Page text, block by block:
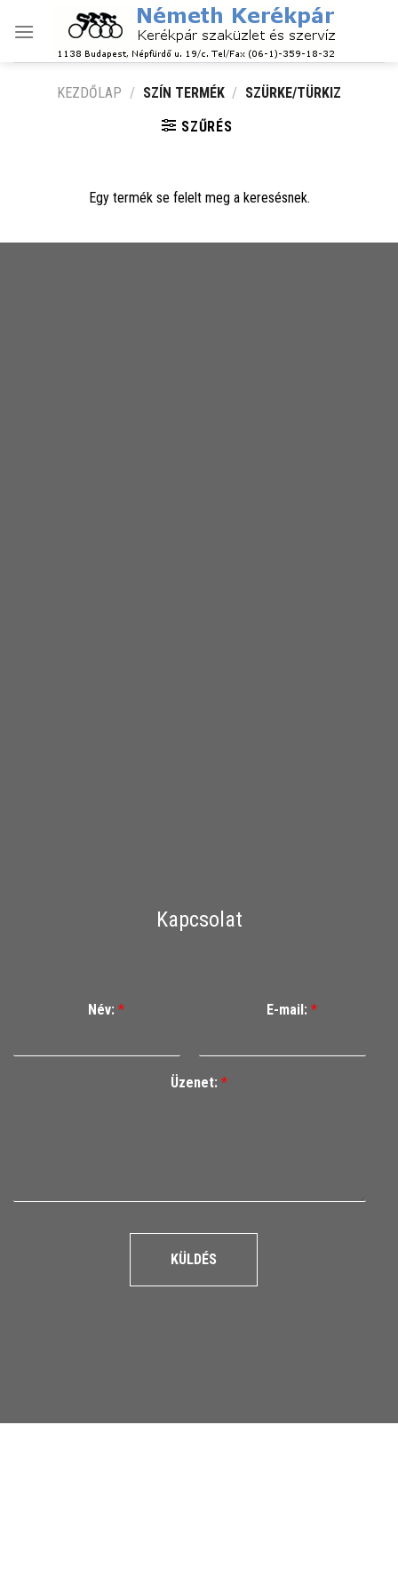
KEZDŐLAP / SZÍN TERMÉK / SZÜRKE/TÜRKIZ
SZŰRÉS
Egy termék se felelt meg a keresésnek.
Kapcsolat
Név: * E-mail: *
Üzenet: *
KÜLDÉS